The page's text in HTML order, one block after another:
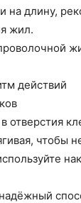
на длину,
жил.
действий
отверстия
чтобы